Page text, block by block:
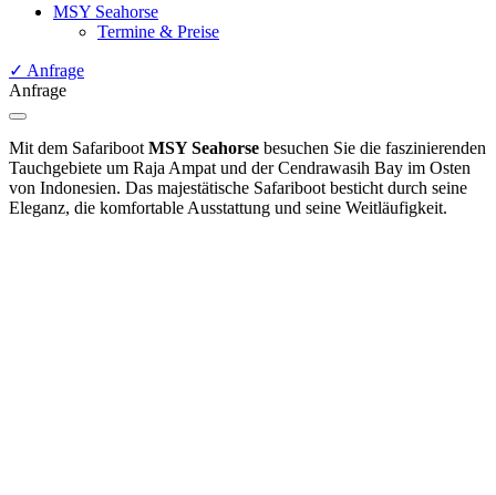
MSY Seahorse
Termine & Preise
✓ Anfrage
Anfrage
Mit dem Safariboot MSY Seahorse besuchen Sie die faszinierenden
Tauchgebiete um Raja Ampat und der Cendrawasih Bay im Osten
von Indonesien. Das majestätische Safariboot besticht durch seine
Eleganz, die komfortable Ausstattung und seine Weitläufigkeit.